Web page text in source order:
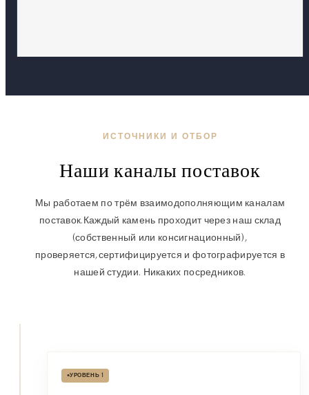
ИСТОЧНИКИ И ОТБОР
Наши каналы поставок
Мы работаем по трём взаимодополняющим каналам
поставок. Каждый камень проходит через наш склад
(собственный или консигнационный),
проверяется,сертифицируется и фотографируется в
нашей студии. Никаких посредников.
•УРОВЕНЬ 1